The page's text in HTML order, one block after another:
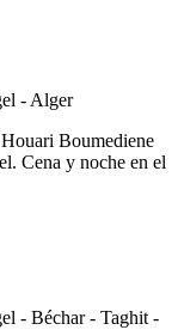
Boumediene
Cena y noche en el